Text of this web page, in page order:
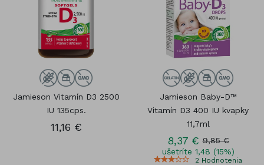
Jamieson Vitamín D3 2500
IU 135cps.
11,16 €
Jamieson Baby-D™
Vitamín D3 400 IU kvapky
11,7ml
8,37 € 9,85 €
ušetríte 1,48 (15%)
2 Hodnotenia